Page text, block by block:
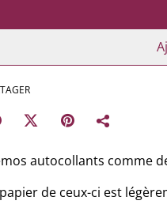
autocollants comme
de ceux-ci est